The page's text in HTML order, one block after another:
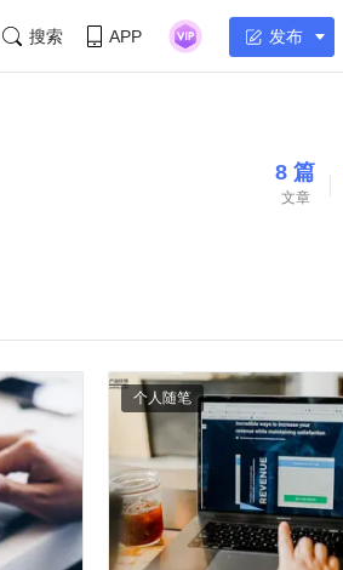
搜索 APP 发布
8 篇
文章
个人随笔